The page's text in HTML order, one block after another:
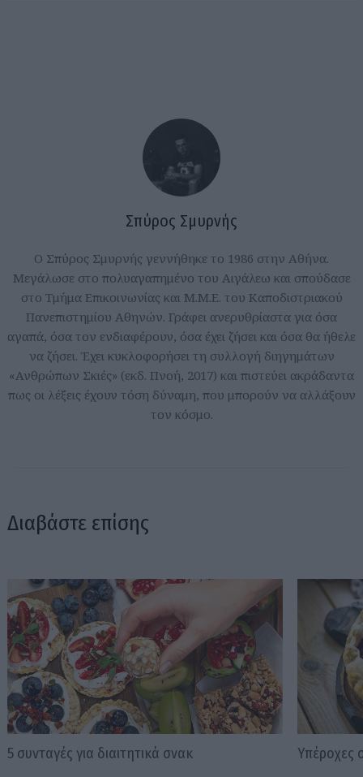
Σπύρος Σμυρνής
Ο Σπύρος Σμυρνής γεννήθηκε το 1986 στην Αθήνα.
Μεγάλωσε στο πολυαγαπημένο του Αιγάλεω και σπούδασε
στο Τμήμα Επικοινωνίας και Μ.Μ.Ε. του Καποδιστριακού
Πανεπιστημίου Αθηνών. Γράφει ανερυθρίαστα για όσα
αγαπά, όσα τον ενδιαφέρουν, όσα έχει ζήσει και όσα θα ήθελε
να ζήσει. Έχει κυκλοφορήσει τη συλλογή διηγημάτων
«Ανθρώπων Σκιές» (εκδ. Πνοή, 2017) και πιστεύει ακράδαντα
πως οι λέξεις έχουν τόση δύναμη, που μπορούν να αλλάξουν
τον κόσμο.
Διαβάστε επίσης
5 συνταγές για διαιτητικά σνακ Υπέροχες